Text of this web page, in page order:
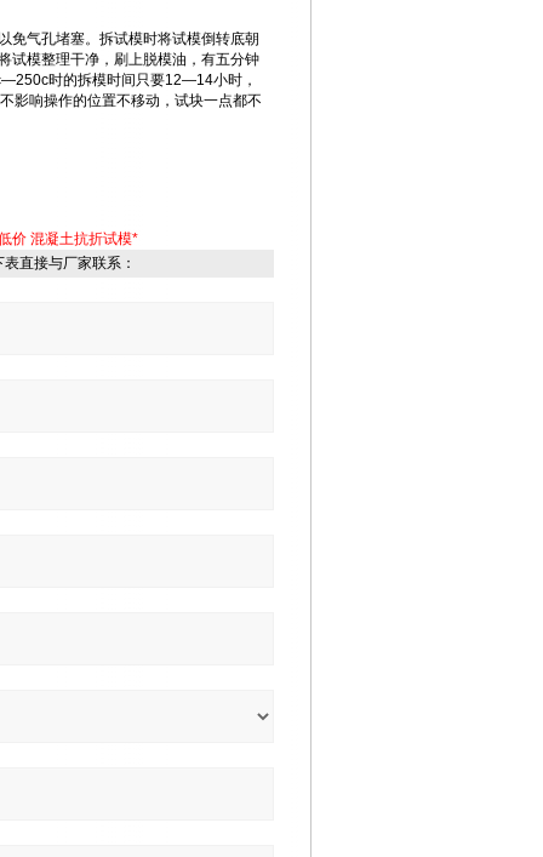
免气孔堵塞。拆试模时将试模倒转底朝
试模整理干净，刷上脱模油，有五分钟
时的拆模时间只要12—14小时，
影响操作的位置不移动，试块一点都不
价 混凝土抗折试模*
直接与厂家联系：